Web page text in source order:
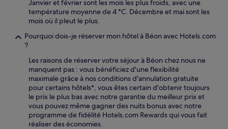
Janvier et février sont les mois les plus froids, avec une
température moyenne de 4 °C. Décembre et mai sont les
mois où il pleut le plus.
Pourquoi dois-je réserver mon hôtel à Béon avec Hotels.com
?
Les raisons de réserver votre séjour à Béon chez nous ne
manquent pas : vous bénéficiez d'une flexibilité
maximale grâce à nos conditions d'annulation gratuite
pour certains hôtels*, vous êtes certain d'obtenir toujours
le prix le plus bas avec notre garantie du meilleur prix et
vous pouvez même gagner des nuits bonus avec notre
programme de fidélité Hotels.com Rewards qui vous fait
réaliser des économies.